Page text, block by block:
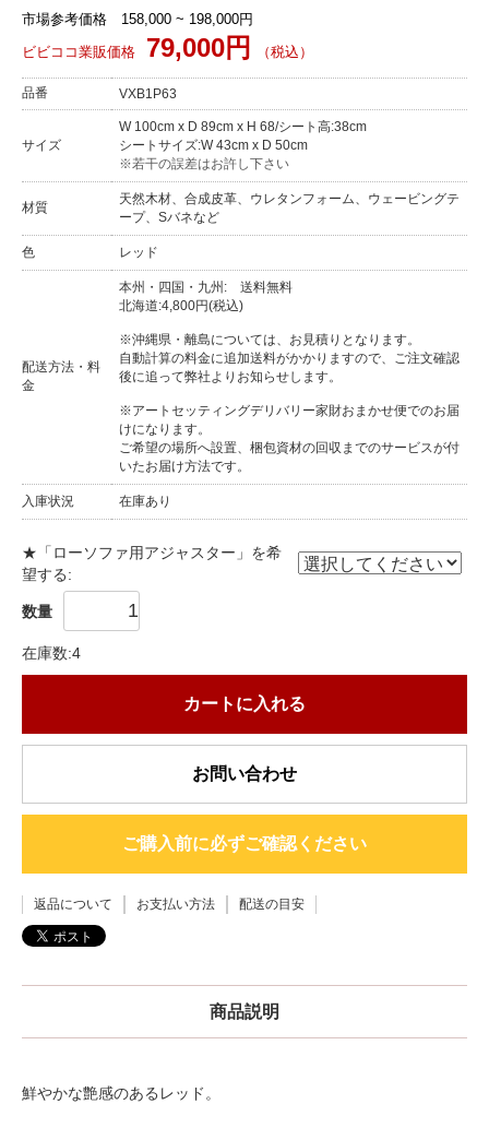
市場参考価格 158,000 ~ 198,000円
ビビココ業販価格
79,000円 （税込）
品番 VXB1P63
サイズ
W 100cm x D 89cm x H 68/シート高:38cm
シートサイズ:W 43cm x D 50cm
※若干の誤差はお許し下さい
材質
天然木材、合成皮革、ウレタンフォーム、ウェービングテ
ープ、Sバネなど
色 レッド
配送方法・料
金
本州・四国・九州: 送料無料
北海道:4,800円(税込)
※沖縄県・離島については、お見積りとなります。
自動計算の料金に追加送料がかかりますので、ご注文確認
後に追って弊社よりお知らせします。
※アートセッティングデリバリー家財おまかせ便でのお届
けになります。
ご希望の場所へ設置、梱包資材の回収までのサービスが付
いたお届け方法です。
入庫状況 在庫あり
★「ローソファ用アジャスター」を希
望する:
数量
在庫数:4
カートに入れる
お問い合わせ
ご購入前に必ずご確認ください
返品について お支払い方法 配送の目安
商品説明
鮮やかな艶感のあるレッド。